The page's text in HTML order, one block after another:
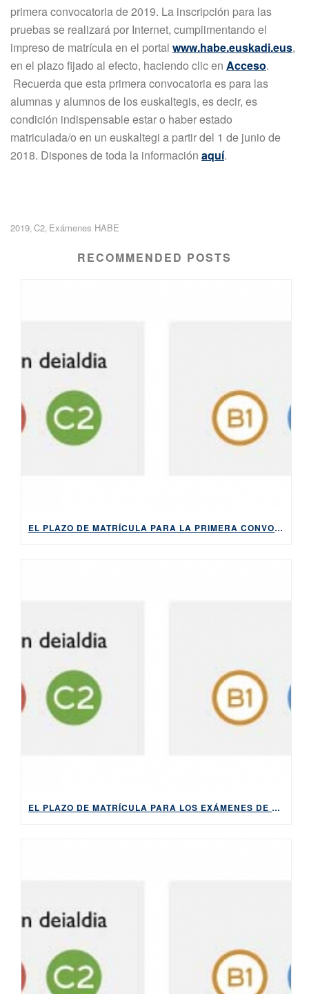
primera convocatoria de 2019. La inscripción para las
pruebas se realizará por Internet, cumplimentando el
impreso de matrícula en el portal www.habe.euskadi.eus,
en el plazo fijado al efecto, haciendo clic en Acceso.
Recuerda que esta primera convocatoria es para las
alumnas y alumnos de los euskaltegis, es decir, es
condición indispensable estar o haber estado
matriculada/o en un euskaltegi a partir del 1 de junio de
2018. Dispones de toda la información aquí.
2019,C2, Exámenes HABE
RECOMMENDED POSTS
EL PLAZO DE MATRÍCULA PARA LA PRIMERA CONVOCATORIA DE 2026 DE LOS EXÁMENES DE HABE ESTARÁ ABIERTO DEL 9 AL 14 DE ABRIL
EL PLAZO DE MATRÍCULA PARA LOS EXÁMENES DE HABE EN LA SEGUNDA CONVOCATORIA DE 2023, ABIERTO DEL 7 AL 13 DE SEPTIEMBRE